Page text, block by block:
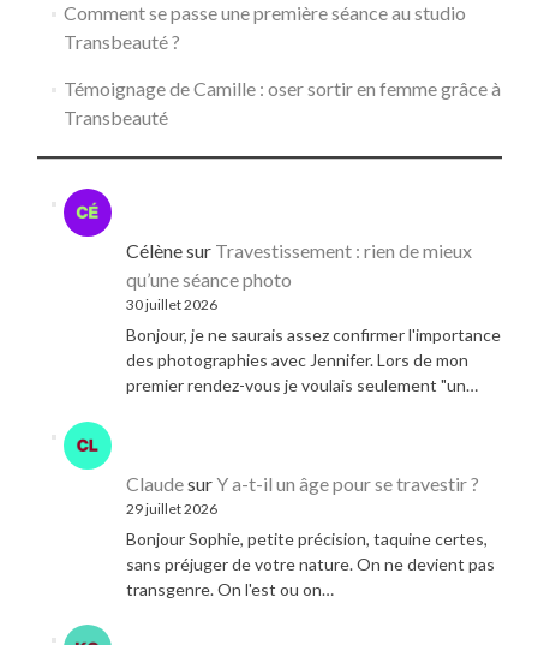
Comment se passe une première séance au studio
Transbeauté ?
Témoignage de Camille : oser sortir en femme grâce à
Transbeauté
Célènesur Travestissement : rien de mieux
qu’une séance photo
30 juillet 2026
Bonjour, je ne saurais assez confirmer l'importance
des photographies avec Jennifer. Lors de mon
premier rendez-vous je voulais seulement "un…
ClaudesurY a-t-il un âge pour se travestir ?
29 juillet 2026
Bonjour Sophie, petite précision, taquine certes,
sans préjuger de votre nature. On ne devient pas
transgenre. On l'est ou on…